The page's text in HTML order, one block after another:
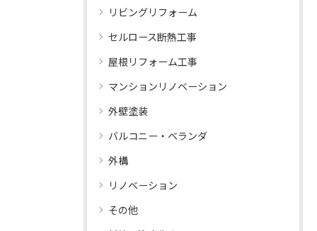
リビングリフォーム
セルロース断熱工事
屋根リフォーム工事
マンションリノベーション
外壁塗装
バルコニー・ベランダ
外構
リノベーション
その他